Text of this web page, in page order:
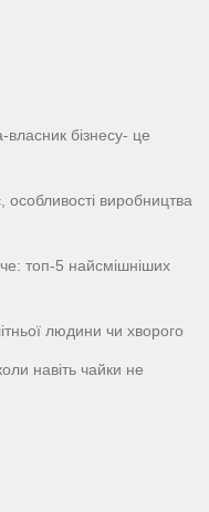
власник бізнесу- це
виробництва
топ-5 найсмішніших
людини чи хворого
навіть чайки не